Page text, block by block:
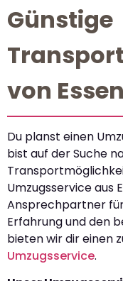
Günstige
von
Du planst einen
bist auf der Suche
Umzugsservice aus
Ansprechpartner
Erfahrung und den
bieten wir dir einen
Umzugsservice.